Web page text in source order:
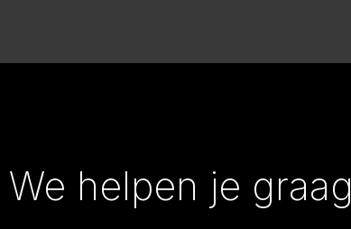
We helpen je graag